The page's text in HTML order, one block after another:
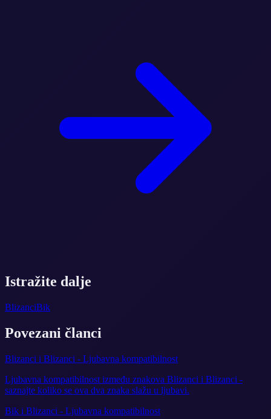
Istražite dalje
BlizanciBik
Povezani članci
Blizanci i Blizanci - Ljubavna kompatibilnost
Ljubavna kompatibilnost između znakova Blizanci i Blizanci -
saznajte koliko se ova dva znaka slažu u ljubavi.
Bik i Blizanci - Ljubavna kompatibilnost